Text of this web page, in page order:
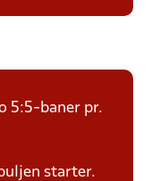
5:5-baner pr.
starter.